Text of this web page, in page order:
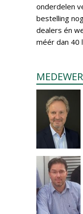
onderdelen
bestelling
dealers én
méér dan 40